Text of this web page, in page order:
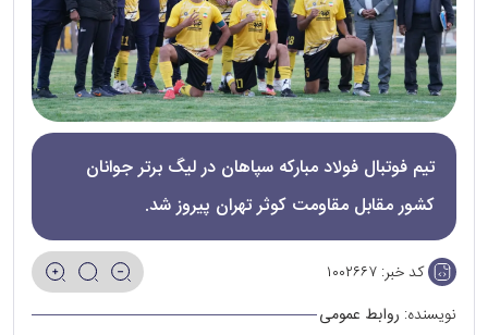
تیم فوتبال فولاد مبارکه سپاهان در لیگ برتر جوانان
کشور مقابل مقاومت کوثر تهران پیروز شد.
کد خبر: ۱۰۰۲۶۶۷
نویسنده: روابط عمومی